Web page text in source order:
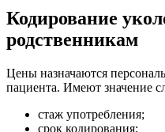
Кодирование
родственникам
Цены назначаются
пациента. Имеют значение
стаж употребления;
срок кодирования;